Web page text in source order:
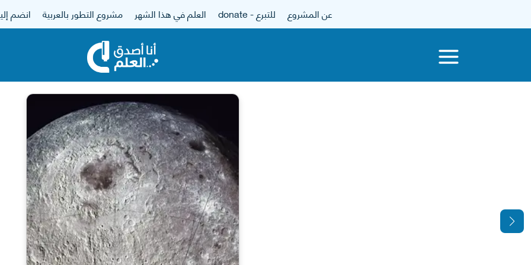
عن المشروع للتبرع - donate العلم في هذا الشهر مشروع التطور بالعربية انضم